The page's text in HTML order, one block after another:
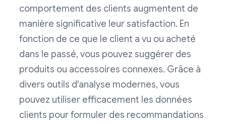
comportement des clients augmentent de
manière significative leur satisfaction. En
fonction de ce que le client a vu ou acheté
dans le passé, vous pouvez suggérer des
produits ou accessoires connexes. Grâce à
divers outils d'analyse modernes, vous
pouvez utiliser efficacement les données
clients pour formuler des recommandations